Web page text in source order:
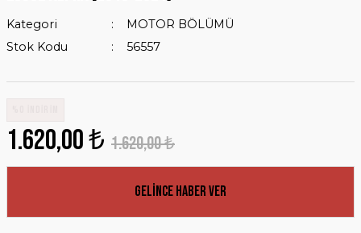
Kategori
MOTOR BÖLÜMÜ
Stok Kodu
56557
1.620,00 ₺ 1.620,00 ₺
Gelince Haber Ver